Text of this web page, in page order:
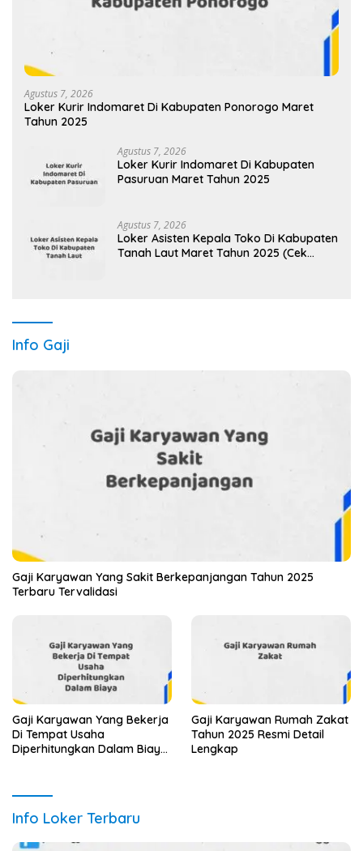
Agustus 7, 2026
Loker Kurir Indomaret Di Kabupaten Ponorogo Maret
Tahun 2025
Agustus 7, 2026
Loker Kurir Indomaret Di Kabupaten
Pasuruan Maret Tahun 2025
Agustus 7, 2026
Loker Asisten Kepala Toko Di Kabupaten
Tanah Laut Maret Tahun 2025 (Cek
Info Gaji
Gaji Karyawan Yang Sakit Berkepanjangan Tahun 2025
Terbaru Tervalidasi
Gaji Karyawan Yang Bekerja
Di Tempat Usaha
Diperhitungkan Dalam Biaya
Gaji Karyawan Rumah Zakat
Tahun 2025 Resmi Detail
Lengkap
Info Loker Terbaru